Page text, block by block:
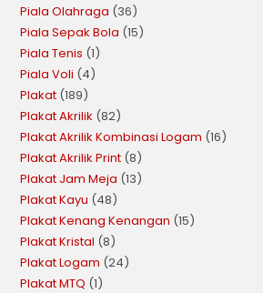
Piala Olahraga 36
Piala Sepak Bola 15
Piala Tenis 1
Piala Voli 4
Plakat 189
Plakat Akrilik 82
Plakat Akrilik Kombinasi Logam 16
Plakat Akrilik Print 8
Plakat Jam Meja 13
Plakat Kayu 48
Plakat Kenang Kenangan 15
Plakat Kristal 8
Plakat Logam 24
Plakat MTQ 1